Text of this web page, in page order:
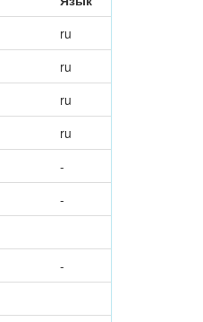
ru
ru
ru
ru
-
-
-